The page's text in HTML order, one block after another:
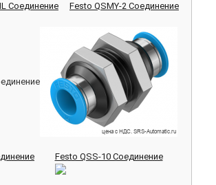
Соединение Festo QSMY-2 Соединение
Festo QSS-10 Соединение